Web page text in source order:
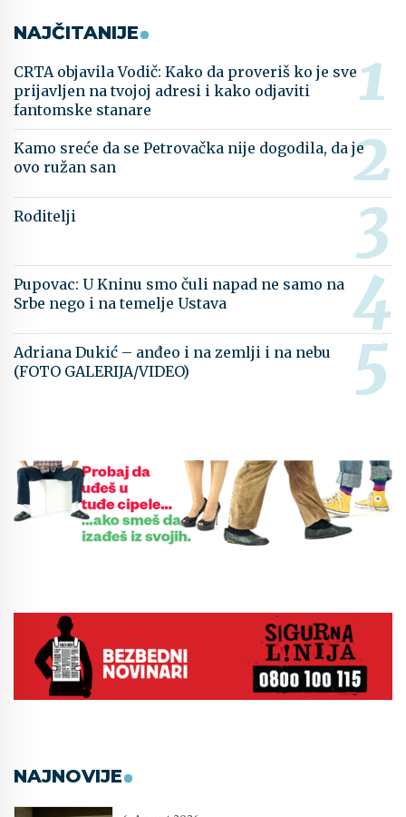
NAJČITANIJE
CRTA objavila Vodič: Kako da proveriš ko je sve
prijavljen na tvojoj adresi i kako odjaviti
fantomske stanare
Kamo sreće da se Petrovačka nije dogodila, da je
ovo ružan san
Roditelji
Pupovac: U Kninu smo čuli napad ne samo na
Srbe nego i na temelje Ustava
Adriana Dukić – anđeo i na zemlji i na nebu
(FOTO GALERIJA/VIDEO)
NAJNOVIJE